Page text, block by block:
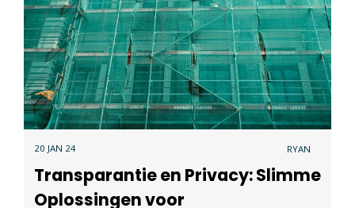
20 JAN 24 RYAN
Transparantie en Privacy: Slimme
Oplossingen voor